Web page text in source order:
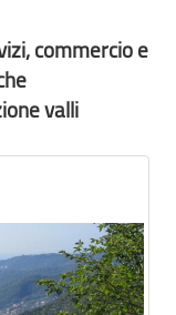
commercio e
valli